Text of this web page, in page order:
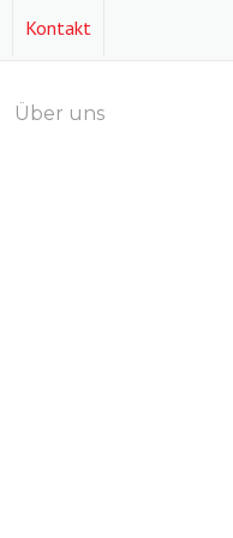
Kontakt
Über uns